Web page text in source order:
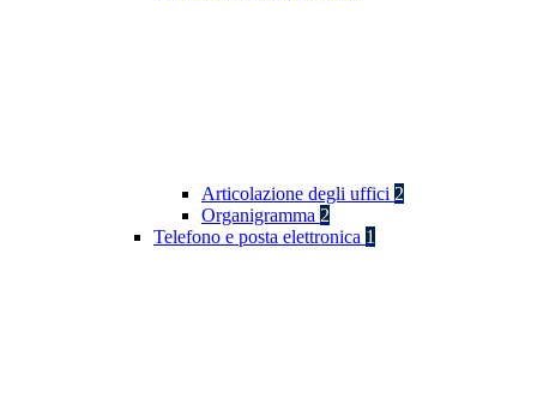
Articolazione degli uffici 2
Organigramma 2
Telefono e posta elettronica 1